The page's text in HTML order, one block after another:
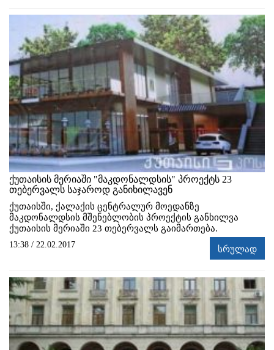
ქუთაისის მერიაში "მაკდონალდსის" პროექტს 23
თებერვალს საჯაროდ განიხილავენ
ქუთაისში, ქალაქის ცენტრალურ მოედანზე
მაკდონალდსის მშენებლობის პროექტის განხილვა
ქუთაისის მერიაში 23 თებერვალს გაიმართება.
13:38 / 22.02.2017 სრულად